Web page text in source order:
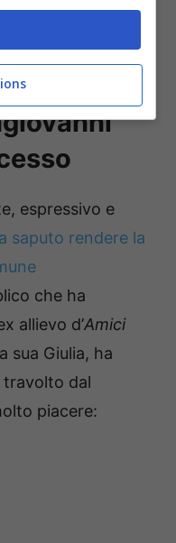
di una
espressivo e
saputo rendere la
che ha
allievo d’Amici
sua Giulia, ha
travolto dal
piacere: